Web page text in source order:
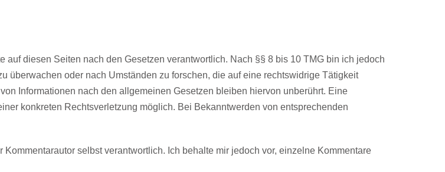
diesen Seiten nach den Gesetzen verantwortlich. Nach §§ 8 bis 10 TMG bin ich jedoch
überwachen oder nach Umständen zu forschen, die auf eine rechtswidrige Tätigkeit
Informationen nach den allgemeinen Gesetzen bleiben hiervon unberührt. Eine
konkreten Rechtsverletzung möglich. Bei Bekanntwerden von entsprechenden
selbst verantwortlich. Ich behalte mir jedoch vor, einzelne Kommentare